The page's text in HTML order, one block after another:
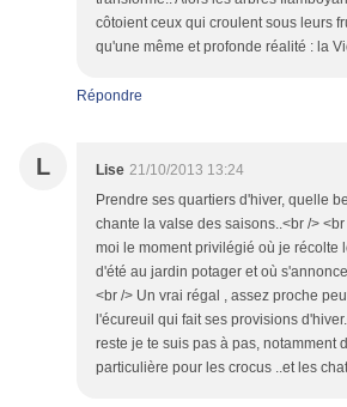
côtoient ceux qui croulent sous leurs
qu'une même et profonde réalité : la
Répondre
L Lise 21/10/2013 13:24
Prendre ses quartiers d'hiver, quelle
chante la valse des saisons..<br />
moi le moment privilégié où je récolte
d'été au jardin potager et où
<br /> Un vrai régal , assez proche
l'écureuil qui fait ses provisions
reste je te suis pas à pas, notamment
particulière pour les crocus ..et les